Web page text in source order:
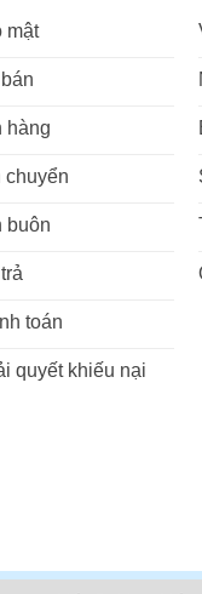
mật
hàng
chuyển
buôn
toán
quyết khiếu nại